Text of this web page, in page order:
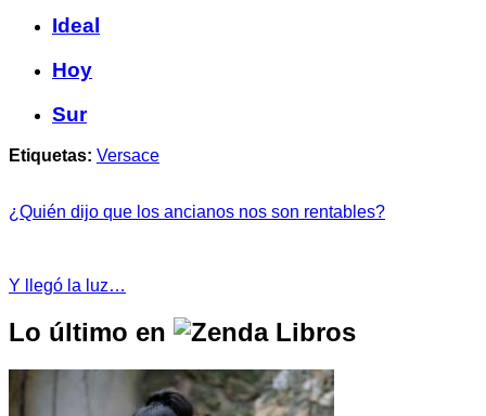
Ideal
Hoy
Sur
Etiquetas: Versace
¿Quién dijo que los ancianos nos son rentables?
Y llegó la luz…
Lo último en